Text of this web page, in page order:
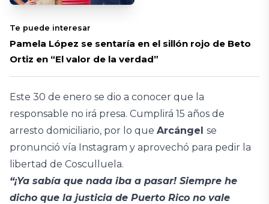
Te puede interesar
Pamela López se sentaría en el sillón rojo de Beto
Ortiz en “El valor de la verdad”
Este 30 de enero se dio a conocer que la
responsable no irá presa. Cumplirá 15 años de
arresto domiciliario, por lo que Arcángel se
pronunció vía Instagram y aprovechó para pedir la
libertad de Cosculluela.
“¡Ya sabía que nada iba a pasar! Siempre he
dicho que la justicia de Puerto Rico no vale